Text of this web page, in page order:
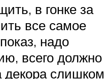
в гонке за
все самое
надо
всего должно
декора слишком